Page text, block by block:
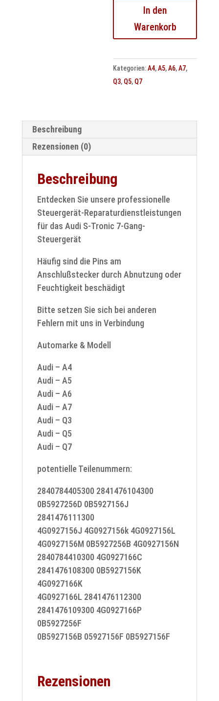
Getriebesteuergerät
DL504
OB5
In den
Warenkorb
Kategorien:A4,A5,A6,A7,
Q3, Q5, Q7
Beschreibung
Rezensionen (0)
Beschreibung
Entdecken Sie unsere professionelle
Steuergerät-Reparaturdienstleistungen
für das Audi S-Tronic 7-Gang-
Steuergerät
Häufig sind die Pins am
Anschlußstecker durch Abnutzung oder
Feuchtigkeit beschädigt
Bitte setzen Sie sich bei anderen
Fehlern mit uns in Verbindung
Automarke & Modell
Audi – A4
Audi – A5
Audi – A6
Audi – A7
Audi – Q3
Audi – Q5
Audi – Q7
potentielle Teilenummern:
2840784405300 2841476104300
0B5927256D 0B5927156J
2841476111300
4G0927156J 4G0927156k 4G0927156L
4G0927156M 0B5927256B 4G0927156N
2840784410300 4G0927166C
2841476108300 0B5927156K
4G0927166K
4G0927166L 2841476112300
2841476109300 4G0927166P
0B5927256F
0B5927156B 05927156F 0B5927156F
Rezensionen